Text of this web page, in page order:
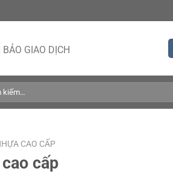
GIAO DỊCH
CAO CẤP
cấp